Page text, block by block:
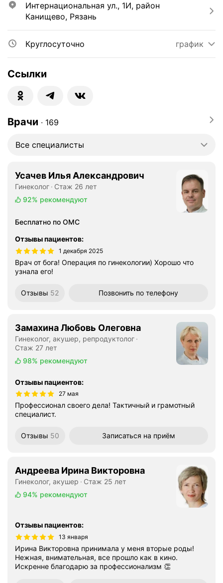
Интернациональная ул., 1И, район
Канищево, Рязань
Круглосуточно график
Ссылки
Врачи ∙ 169
Все специалисты
Усачев Илья Александрович
Гинеколог
Стаж 26 лет
92% рекомендуют
Бесплатно по ОМС
Отзывы пациентов:
1 декабря 2025
Врач от бога! Операция по гинекологии) Хорошо что
узнала его!
Отзывы 52 Позвонить по телефону
Замахина Любовь Олеговна
Гинеколог, акушер, репродуктолог
Стаж 27 лет
98% рекомендуют
Отзывы пациентов:
27 мая
Профессионал своего дела! Тактичный и грамотный
специалист.
Отзывы 50 Записаться на приём
Андреева Ирина Викторовна
Гинеколог, акушер
Стаж 25 лет
94% рекомендуют
Отзывы пациентов:
13 января
Ирина Викторовна принимала у меня вторые роды!
Нежная, внимательная, все прошло как в кино.
Искренне благодарю за профессионализм 👏